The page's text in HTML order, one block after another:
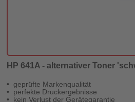
HP 641A - alternativer Toner
geprüfte Markenqualität
perfekte Druckergebnisse
kein Verlust der Gerätegarantie